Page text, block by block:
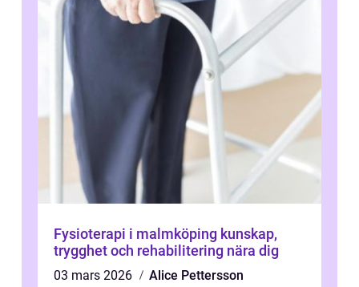
Fysioterapi i malmköping kunskap,
trygghet och rehabilitering nära dig
03 mars 2026
Alice Pettersson